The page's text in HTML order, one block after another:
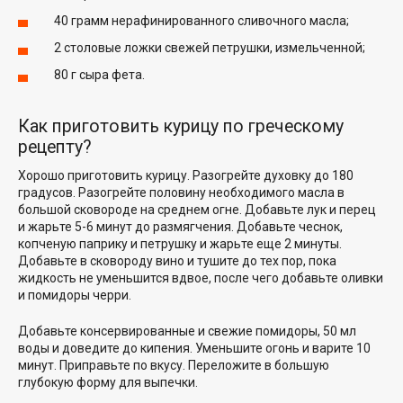
40 грамм нерафинированного сливочного масла;
2 столовые ложки свежей петрушки, измельченной;
80 г сыра фета.
Как приготовить курицу по греческому
рецепту?
Хорошо приготовить курицу. Разогрейте духовку до 180
градусов. Разогрейте половину необходимого масла в
большой сковороде на среднем огне. Добавьте лук и перец
и жарьте 5-6 минут до размягчения. Добавьте чеснок,
копченую паприку и петрушку и жарьте еще 2 минуты.
Добавьте в сковороду вино и тушите до тех пор, пока
жидкость не уменьшится вдвое, после чего добавьте оливки
и помидоры черри.
Добавьте консервированные и свежие помидоры, 50 мл
воды и доведите до кипения. Уменьшите огонь и варите 10
минут. Приправьте по вкусу. Переложите в большую
глубокую форму для выпечки.